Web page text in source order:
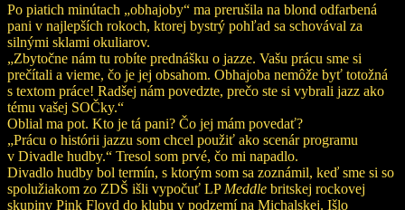
Po piatich minútach „obhajoby“ ma prerušila na blond odfarbená
pani v najlepších rokoch, ktorej bystrý pohľad sa schovával za
silnými sklami okuliarov.
„Zbytočne nám tu robíte prednášku o jazze. Vašu prácu sme si
prečítali a vieme, čo je jej obsahom. Obhajoba nemôže byť totožná
s textom práce! Radšej nám povedzte, prečo ste si vybrali jazz ako
tému vašej SOČky.“
Oblial ma pot. Kto je tá pani? Čo jej mám povedať?
„Prácu o histórii jazzu som chcel použiť ako scenár programu
v Divadle hudby.“ Tresol som prvé, čo mi napadlo.
Divadlo hudby bol termín, s ktorým som sa zoznámil, keď sme si so
spolužiakom zo ZDŠ išli vypočuť LP Meddle britskej rockovej
skupiny Pink Floyd do klubu v podzemí na Michalskej. Išlo